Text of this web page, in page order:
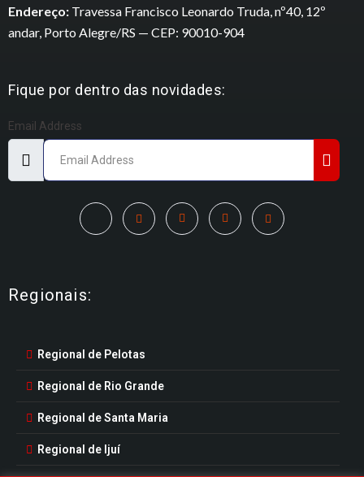
Endereço: Travessa Francisco Leonardo Truda, nº40, 12º
andar, Porto Alegre/RS — CEP: 90010-904
Fique por dentro das novidades:
Email Address
Regionais:
Regional de Pelotas
Regional de Rio Grande
Regional de Santa Maria
Regional de Ijuí